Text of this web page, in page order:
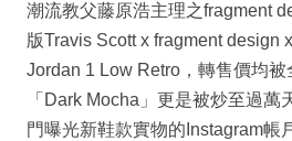
潮流教父藤原浩主理之fragment
版Travis Scott x fragment design
Jordan 1 Low Retro，轉售價均
「Dark Mocha」更是被炒至過萬
門曝光新鞋款實物的Instagram帳